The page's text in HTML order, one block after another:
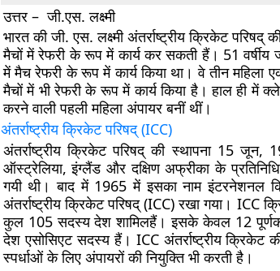
उत्तर – जी.एस. लक्ष्मी
भारत की जी. एस. लक्ष्मी अंतर्राष्ट्रीय क्रिकेट परिषद्
मैचों में रेफरी के रूप में कार्य कर सकती हैं। 51
में मैच रेफरी के रूप में कार्य किया था। वे तीन महिला
मैचों में भी रेफरी के रूप में कार्य किया है। हाल ही में
करने वाली पहली महिला अंपायर बनीं थीं।
अंतर्राष्ट्रीय क्रिकेट परिषद् (ICC)
अंतर्राष्ट्रीय क्रिकेट परिषद् की स्थापना 15
ऑस्ट्रेलिया, इंग्लैंड और दक्षिण अफ्रीका के
गयी थी। बाद में 1965 में इसका नाम इंटरनेशनल
अंतर्राष्ट्रीय क्रिकेट परिषद् (ICC) रखा गया। ICC
कुल 105 सदस्य देश शामिलहैं। इसके केवल 12
देश एसोसिएट सदस्य हैं। ICC अंतर्राष्ट्रीय क्रिकेट
स्पर्धाओं के लिए अंपायरों की नियुक्ति भी करती है।